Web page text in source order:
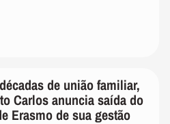
de união familiar,
Carlos anuncia saída do
Erasmo de sua gestão